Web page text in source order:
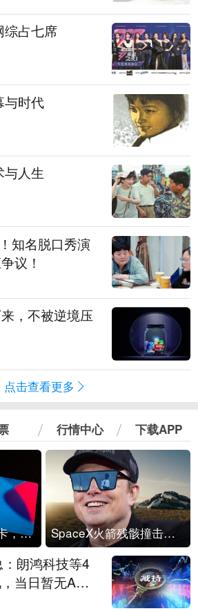
综占七席
与时代
人生
知名脱口秀演
议！
，不被逆境压
点击查看更多
行情中心 下载APP
运营商干掉了流量卡，他们真的玩不起了 SpaceX火箭残骸撞击月球
朗鸿科技等4
当日暂无A股
（表）